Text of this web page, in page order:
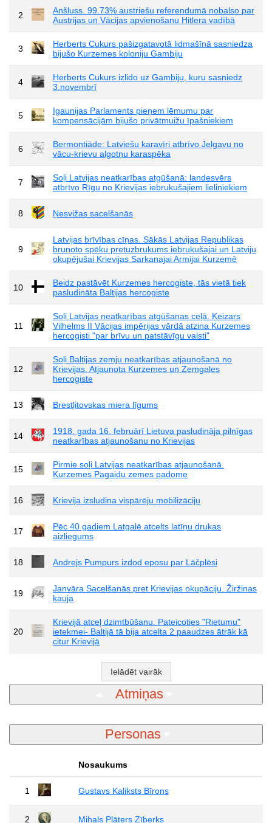
2
Anšluss. 99.73% austriešu referendumā nobalso par
Austrijas un Vācijas apvienošanu Hitlera vadībā
3
Herberts Cukurs pašizgatavotā lidmašīnā sasniedza
bijušo Kurzemes koloniju Gambiju
4
Herberts Cukurs izlido uz Gambiju, kuru sasniedz
3.novembrī
5
Igaunijas Parlaments pieņem lēmumu par
kompensācijām bijušo privātmuižu īpašniekiem
6
Bermontiāde: Latviešu karavīri atbrīvo Jelgavu no
vācu-krievu algotņu karaspēka
7
Soļi Latvijas neatkarības atgūšanā: landesvērs
atbrīvo Rīgu no Krievijas iebrukušajiem lieliniekiem
8 Ņesvižas sacelšanās
9
Latvijas brīvības cīņas. Sākās Latvijas Republikas
bruņoto spēku pretuzbrukums iebrukušajai un Latviju
okupējušai Krievijas Sarkanajai Armijai Kurzemē
10
Beidz pastāvēt Kurzemes hercogiste, tās vietā tiek
pasludināta Baltijas hercogiste
11
Soļi Latvijas neatkarības atgūšanas ceļā. Ķeizars
Vilhelms II Vācijas impērijas vārdā atzina Kurzemes
hercogisti "par brīvu un patstāvīgu valsti"
12
Soļi Baltijas zemju neatkarības atjaunošanā no
Krievijas. Atjaunota Kurzemes un Zemgales
hercogiste
13 Brestļitovskas miera līgums
14
1918. gada 16. februārī Lietuva pasludināja pilnīgas
neatkarības atjaunošanu no Krievijas
15
Pirmie soļi Latvijas neatkarības atjaunošanā.
Kurzemes Pagaidu zemes padome
16 Krievija izsludina vispārēju mobilizāciju
17
Pēc 40 gadiem Latgalē atcelts latīņu drukas
aizliegums
18 Andrejs Pumpurs izdod eposu par Lāčplēsi
19
Janvāra Sacelšanās pret Krievijas okupāciju. Žiržinas
kauja
20
Krievijā atceļ dzimtbūšanu. Pateicoties "Rietumu"
ietekmei- Baltijā tā bija atcelta 2 paaudzes ātrāk kā
citur Krievijā
Ielādēt vairāk
Atmiņas
Personas
Nosaukums
1 Gustavs Kaliksts Bīrons
2 Mihals Plāters Zīberks